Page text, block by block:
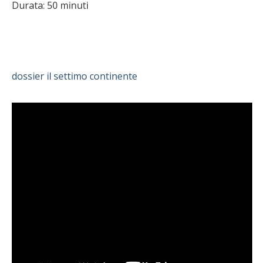
Durata: 50 minuti
dossier il settimo continente